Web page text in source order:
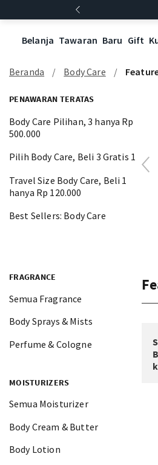
Belanja Tawaran Baru Gift
Beranda Body Care
PENAWARAN TERATAS
Body Care Pilihan, 3 hanya Rp
500.000
Pilih Body Care, Beli 3 Gratis 1
Travel Size Body Care, Beli 1
hanya Rp 120.000
Best Sellers: Body Care
FRAGRANCE
Semua Fragrance
Body Sprays & Mists
Perfume & Cologne
MOISTURIZERS
Semua Moisturizer
Body Cream & Butter
Body Lotion